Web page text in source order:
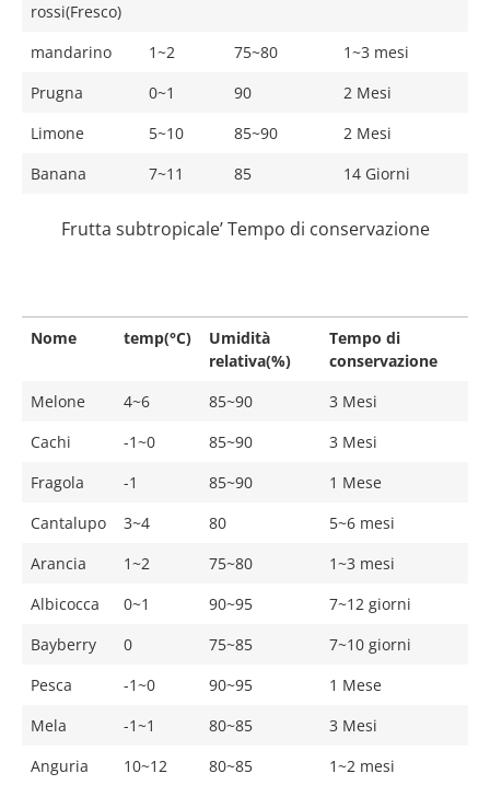
rossi(Fresco)
mandarino 1~2 75~80
1~3 mesi
Prugna
0~1 90
2 Mesi
Limone
5~10 85~90
2 Mesi
Banana
7~11 85 14 Giorni
Frutta subtropicale’ Tempo di conservazione
Nome temp(°C)
Umidità
relativa(%)
Tempo di
conservazione
Melone
4~6 85~90
3 Mesi
Cachi
-1~0 85~90
3 Mesi
Fragola
-1 85~90
1 Mese
Cantalupo
3~4 80
5~6 mesi
Arancia
1~2 75~80
1~3 mesi
Albicocca
0~1 90~95
7~12 giorni
Bayberry
0 75~85
7~10 giorni
Pesca
-1~0 90~95
1 Mese
Mela
-1~1 80~85
3 Mesi
Anguria
10~12 80~85
1~2 mesi